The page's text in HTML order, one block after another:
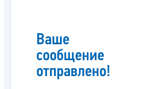
Ваше
сообщение
отправлено!